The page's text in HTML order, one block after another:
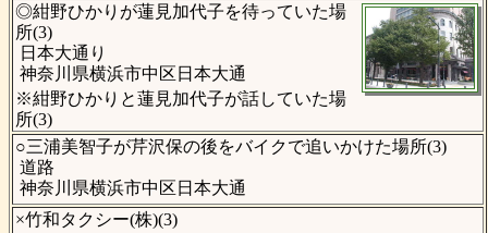
◎紺野ひかりが蓮見加代子を待っていた場
所(3)
日本大通り
神奈川県横浜市中区日本大通
※紺野ひかりと蓮見加代子が話していた場
所(3)
○三浦美智子が芹沢保の後をバイクで追いかけた場所(3)
道路
神奈川県横浜市中区日本大通
×竹和タクシー(株)(3)